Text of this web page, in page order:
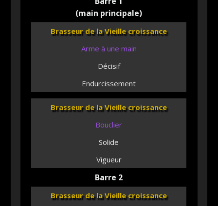
(main principale)
Brasseur de la Vieille croissance
Arme à une main
Décisif
Endurcissement
Brasseur de la Vieille croissance
Bouclier
Solide
Vigueur
Barre 2
Brasseur de la Vieille croissance